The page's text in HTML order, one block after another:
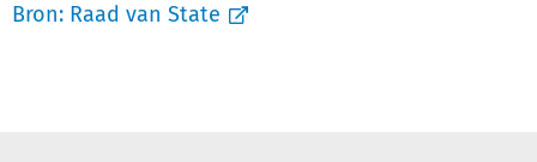
Bron: Raad van State